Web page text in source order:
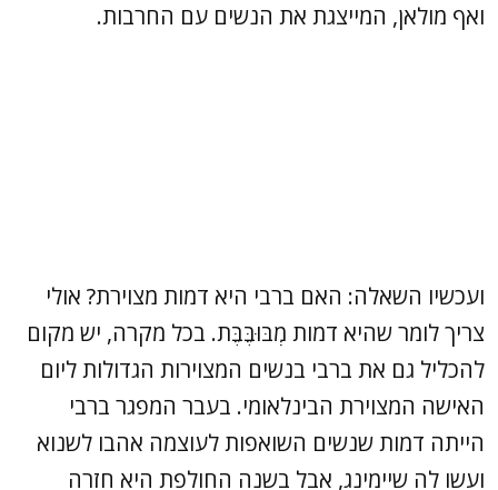
ואף מולאן, המייצגת את הנשים עם החרבות.
ועכשיו השאלה: האם ברבי היא דמות מצוירת? אולי
צריך לומר שהיא דמות מְבּוּבֶּבֶּת. בכל מקרה, יש מקום
להכליל גם את ברבי בנשים המצוירות הגדולות ליום
האישה המצוירת הבינלאומי. בעבר המפגר ברבי
הייתה דמות שנשים השואפות לעוצמה אהבו לשנוא
ועשו לה שיימינג, אבל בשנה החולפת היא חזרה